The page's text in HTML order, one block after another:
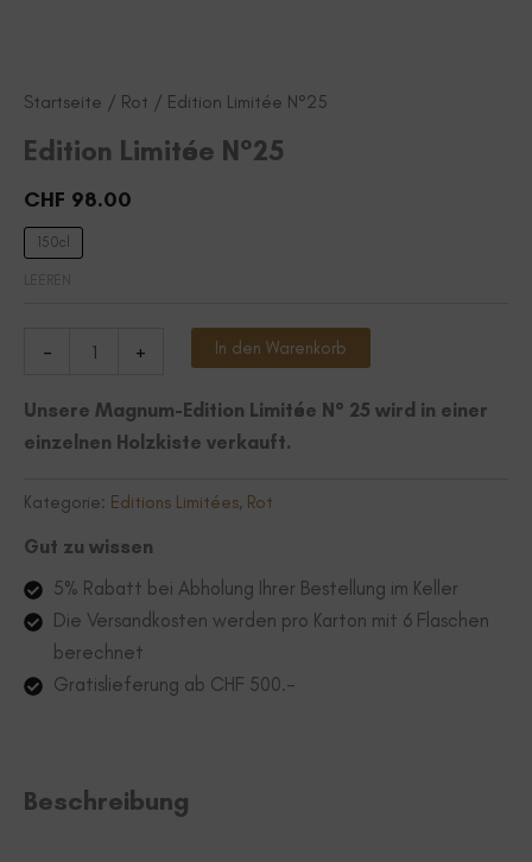
Startseite / Rot / Edition Limitée N°25
Edition Limitée N°25
CHF 98.00
150cl
-
Menge
+ In den Warenkorb
Unsere Magnum-Edition Limitée N° 25 wird in einer
einzelnen Holzkiste verkauft.
Kategorie: Editions Limitées, Rot
Gut zu wissen
5% Rabatt bei Abholung Ihrer Bestellung im Keller
Die Versandkosten werden pro Karton mit 6 Flaschen
berechnet
Gratislieferung ab CHF 500.-
Beschreibung